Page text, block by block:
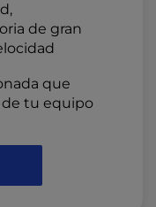
de gran
que
de tu equipo